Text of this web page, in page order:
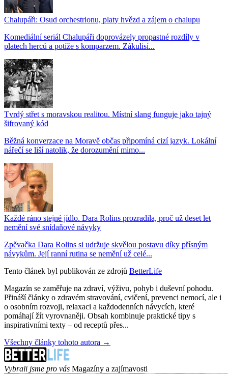
Chalupáři: Osud orchestrionu, platy hvězd a zájem o chalupu
Komediální seriál Chalupáři doprovázely propastné rozdíly v
platech herců a potíže s komparzem. Zákulisí...
Tvrdý střet s moravskou realitou. Místní slang funguje jako tajný
šifrovaný kód
Běžná konverzace na Moravě občas připomíná cizí jazyk. Lokální
nářečí se liší natolik, že dorozumění mimo...
Každé ráno stejné jídlo. Dara Rolins prozradila, proč už deset let
nemění své snídaňové návyky
Zpěvačka Dara Rolins si udržuje skvělou postavu díky přísným
návykům. Její ranní rutina se nemění už celé...
Tento článek byl publikován ze zdrojů BetterLife
Magazín se zaměřuje na zdraví, výživu, pohyb i duševní pohodu.
Přináší články o zdravém stravování, cvičení, prevenci nemocí, ale i
o osobním rozvoji, relaxaci a každodenních návycích, které
pomáhají žít vyrovnaněji. Obsah kombinuje praktické tipy s
inspirativními texty – od receptů přes...
Všechny články tohoto autora →
Vybrali jsme pro vás Magazíny a zajímavosti